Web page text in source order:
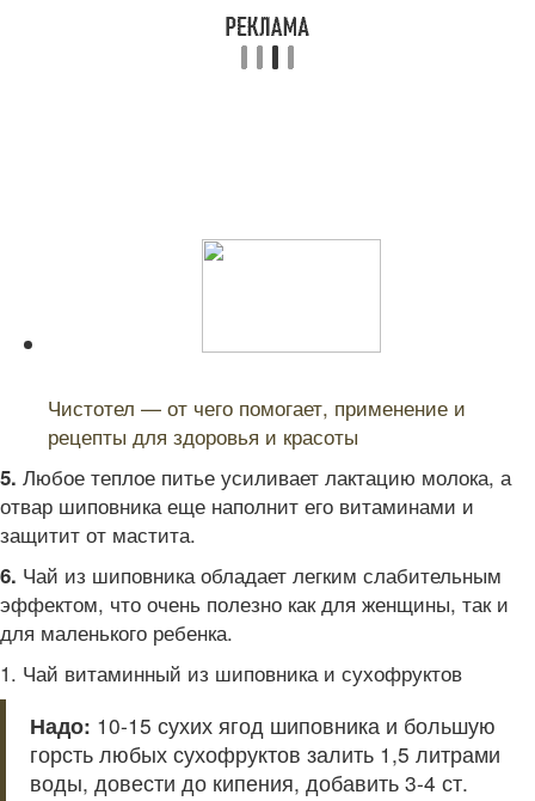
Чистотел — от чего помогает, применение и
рецепты для здоровья и красоты
5. Любое теплое питье усиливает лактацию молока, а
отвар шиповника еще наполнит его витаминами и
защитит от мастита.
6. Чай из шиповника обладает легким слабительным
эффектом, что очень полезно как для женщины, так и
для маленького ребенка.
1. Чай витаминный из шиповника и сухофруктов
Надо: 10-15 сухих ягод шиповника и большую
горсть любых сухофруктов залить 1,5 литрами
воды, довести до кипения, добавить 3-4 ст.